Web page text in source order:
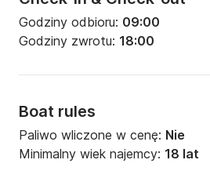
Godziny odbioru: 09:00
Godziny zwrotu: 18:00
Boat rules
Paliwo wliczone w cenę: Nie
Minimalny wiek najemcy: 18 lat